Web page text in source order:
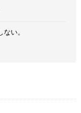
い。